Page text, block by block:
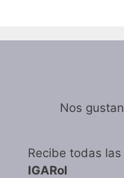
Nos
Recibe todas las
IGARol